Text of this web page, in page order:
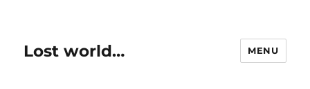
Lost world… MENU